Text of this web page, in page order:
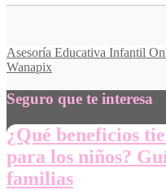
Asesoría Educativa Infantil
Wanapix
Seguro que te interesa
¿Qué beneficios
para los niños?
familias